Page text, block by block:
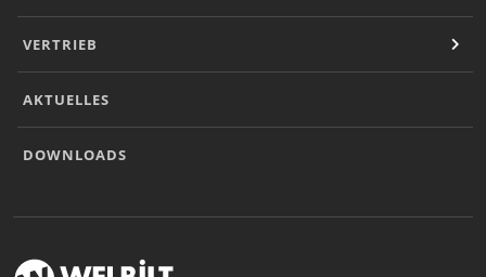
Karriere
VERTRIEB
AKTUELLES
DOWNLOADS